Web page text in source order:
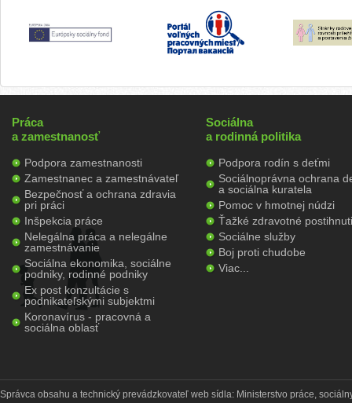
Práca
a zamestnanosť
Podpora zamestnanosti
Zamestnanec a zamestnávateľ
Bezpečnosť a ochrana zdravia
pri práci
Inšpekcia práce
Nelegálna práca a nelegálne
zamestnávanie
Sociálna ekonomika, sociálne
podniky, rodinné podniky
Ex post konzultácie s
podnikateľskými subjektmi
Koronavírus - pracovná a
sociálna oblasť
Sociálna
a rodinná politika
Podpora rodín s deťmi
Sociálnoprávna ochrana
a sociálna kuratela
Pomoc v hmotnej núdzi
Ťažké zdravotné
Sociálne služby
Boj proti chudobe
Viac...
Správca obsahu a technický prevádzkovateľ web sídla: Ministerstvo práce,